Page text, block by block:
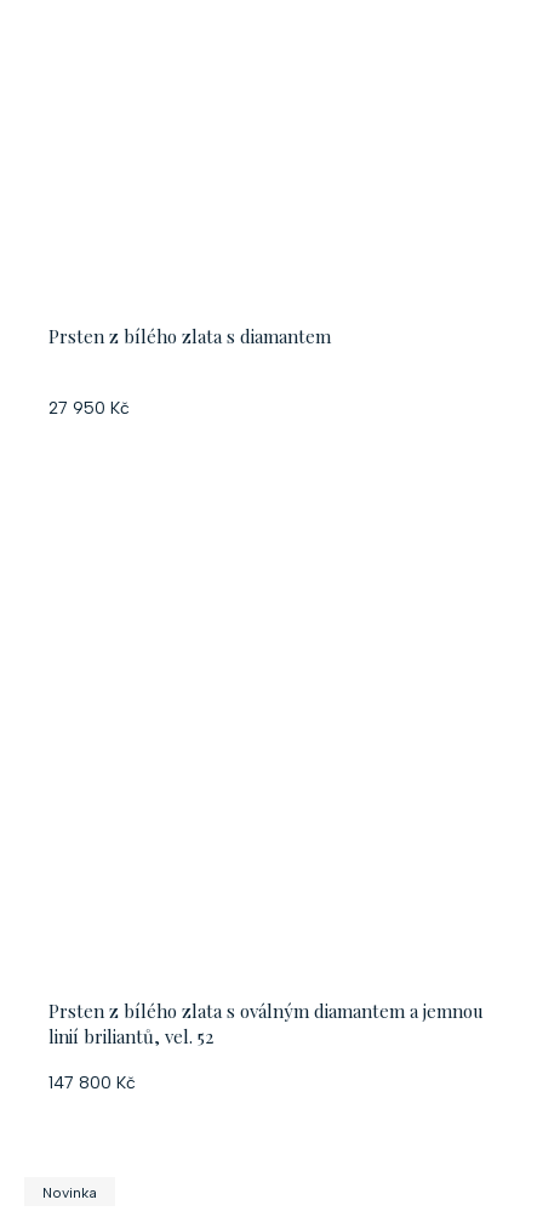
Prsten z bílého zlata s diamantem
27 950 Kč
Prsten z bílého zlata s oválným diamantem a jemnou
linií briliantů, vel. 52
147 800 Kč
Novinka